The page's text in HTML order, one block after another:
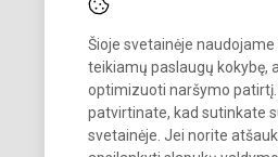
Šioje svetainėje
teikiamų paslaugų kokybę,
optimizuoti naršymo patirtį.
patvirtinate, kad sutinkate
svetainėje. Jei norite
© 2023. Kalvarijos meno ir